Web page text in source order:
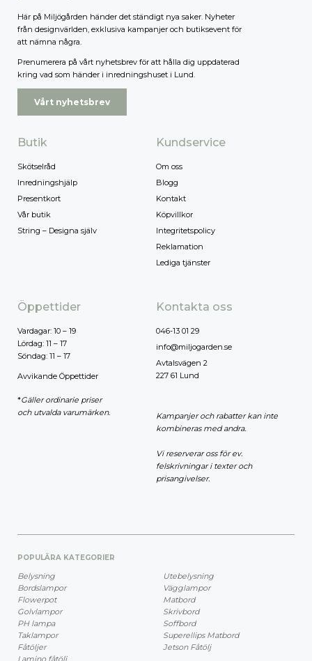
Här på Miljögården händer det ständigt nya saker. Nyheter
från designvärlden, exklusiva kampanjer och butiksevent för
att nämna några.
Prenumerera på vårt nyhetsbrev för att hålla dig uppdaterad
kring vad som händer i inredningshuset i Lund.
Vårt nyhetsbrev
Butik
Skötselråd
Inredningshjälp
Presentkort
Vår butik
String – Designa själv
Kundservice
Om oss
Blogg
Kontakt
Köpvillkor
Integritetspolicy
Reklamation
Lediga tjänster
Öppettider
Vardagar: 10 – 19
Lördag: 11 – 17
Söndag: 11 – 17
Avvikande Öppettider
*Gäller ordinarie priser
och utvalda varumärken.
Kontakta oss
046-13 01 29
info@miljogarden.se
Avtalsvägen 2
227 61 Lund
Kampanjer och rabatter kan inte
kombineras med andra.
Vi reserverar oss för ev.
felskrivningar i texter och
prisangivelser.
POPULÄRA KATEGORIER
Belysning
Bordslampor
Flowerpot
Golvlampor
PH lampa
Taklampor
Fåtöljer
Lamino fåtölj
Utebelysning
Vägglampor
Matbord
Skrivbord
Soffbord
Superellips Matbord
Jetson Fåtölj